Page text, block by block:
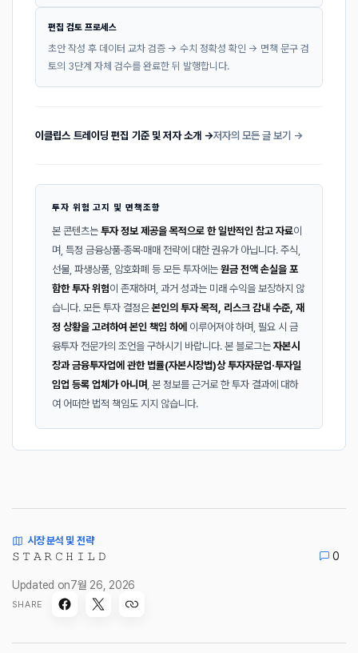
편집 검토 프로세스
초안 작성 후 데이터 교차 검증 → 수치 정확성 확인 → 면책 문구 검
토의 3단계 자체 검수를 완료한 뒤 발행합니다.
이클립스 트레이딩 편집 기준 및 저자 소개 →저자의 모든 글 보기 →
투자 위험 고지 및 면책조항
본 콘텐츠는 투자 정보 제공을 목적으로 한 일반적인 참고 자료이
며, 특정 금융상품·종목·매매 전략에 대한 권유가 아닙니다. 주식,
선물, 파생상품, 암호화폐 등 모든 투자에는 원금 전액 손실을 포
함한 투자 위험이 존재하며, 과거 성과는 미래 수익을 보장하지 않
습니다. 모든 투자 결정은본인의 투자 목적, 리스크 감내 수준, 재
정 상황을 고려하여 본인 책임 하에 이루어져야 하며, 필요 시 금
융투자 전문가의 조언을 구하시기 바랍니다. 본 블로그는 자본시
장과 금융투자업에 관한 법률(자본시장법)상 투자자문업·투자일
임업 등록 업체가 아니며 , 본 정보를 근거로 한 투자 결과에 대하
여 어떠한 법적 책임도 지지 않습니다.
시장 분석 및 전략
𝚂 𝚃 𝙰 𝚁 𝙲 𝙷 𝙸 𝙻 𝙳 0
Updated on7월 26, 2026
SHARE